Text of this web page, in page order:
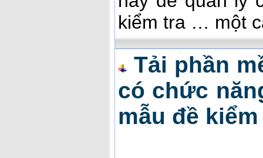
kiểm tra … một
Tải phần
có chức
mẫu đề